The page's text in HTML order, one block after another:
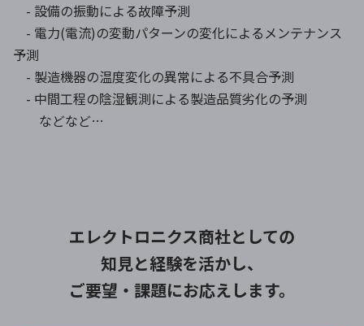
- 設備の振動による故障予測
- 電力(電流)の変動パターンの変化によるメンテナンス
予測
- 製造機器の温度変化の異常による不具合予測
- 中間工程の陰湿観測による製造品質劣化の予測
などなど…
エレクトロニクス商社としての
知見と経験を活かし、
ご要望・課題にお応えします。